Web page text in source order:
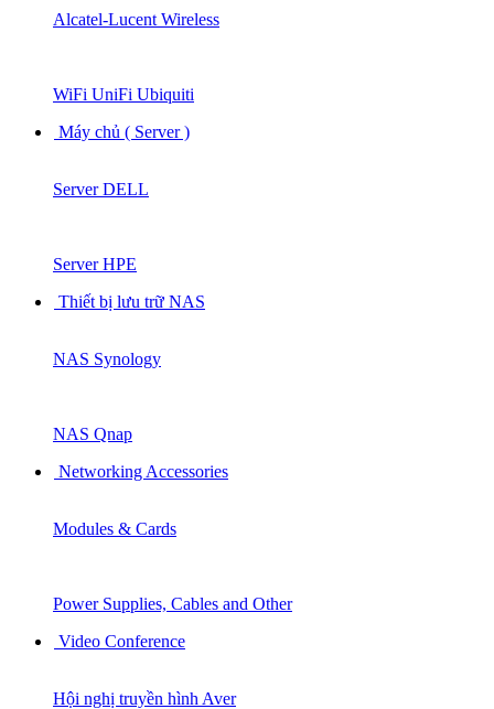
Alcatel-Lucent Wireless
WiFi UniFi Ubiquiti
Máy chủ ( Server )
Server DELL
Server HPE
Thiết bị lưu trữ NAS
NAS Synology
NAS Qnap
Networking Accessories
Modules & Cards
Power Supplies, Cables and Other
Video Conference
Hội nghị truyền hình Aver